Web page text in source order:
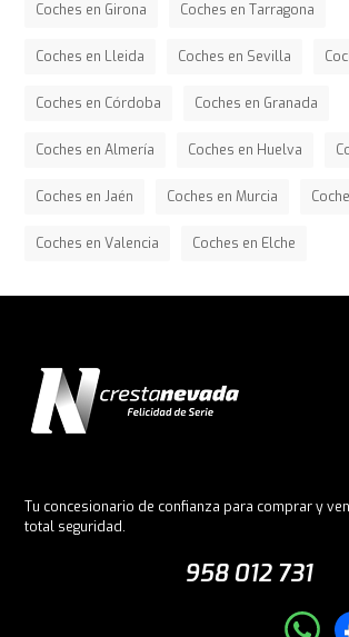
Coches en Girona Coches en Tarragona
Coches en Lleida Coches en Sevilla
Coches en Córdoba Coches en Granada
Coches en Almería Coches en Huelva
Coches en Jaén Coches en Murcia
Coches en Valencia Coches en Elche
Tu concesionario de confianza para comprar y
total seguridad.
958 012 731